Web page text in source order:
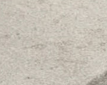
Sljedeće